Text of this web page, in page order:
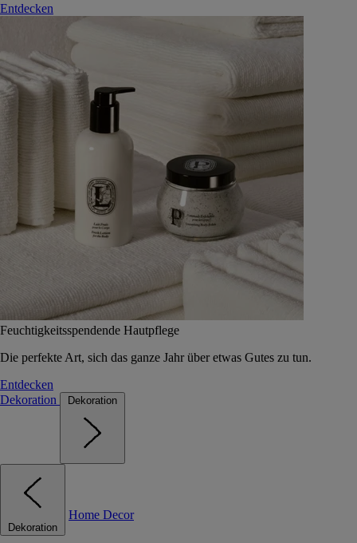
Entdecken
Feuchtigkeitsspendende Hautpflege
Die perfekte Art, sich das ganze Jahr über etwas Gutes zu tun.
Entdecken
Dekoration
Dekoration
Dekoration
Home Decor